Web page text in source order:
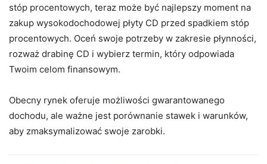
stóp procentowych, teraz może być najlepszy moment na
zakup wysokodochodowej płyty CD przed spadkiem stóp
procentowych. Oceń swoje potrzeby w zakresie płynności,
rozważ drabinę CD i wybierz termin, który odpowiada
Twoim celom finansowym.
Obecny rynek oferuje możliwości gwarantowanego
dochodu, ale ważne jest porównanie stawek i warunków,
aby zmaksymalizować swoje zarobki.